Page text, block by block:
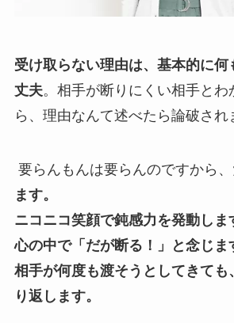
受け取らない理由は、基本的に何
丈夫。相手が断りにくい相手とわ
ら、理由なんて述べたら論破され
要らんもんは要らんのですから、
ます。
ニコニコ笑顔で鈍感力を発動しま
心の中で「だが断る！」と念じま
相手が何度も渡そうとしてきても
り返します。